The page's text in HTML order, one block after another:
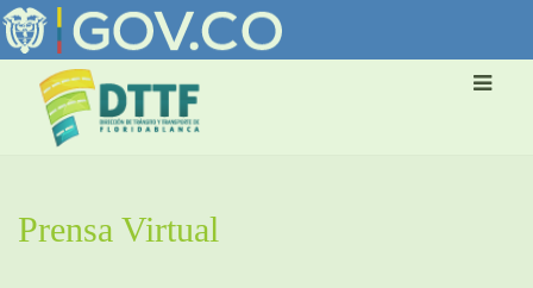
Prensa Virtual